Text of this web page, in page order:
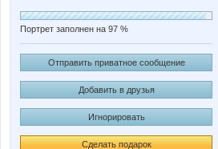
Портрет заполнен на 97 %
Отправить приватное сообщение
Добавить в друзья
Игнорировать
Сделать подарок